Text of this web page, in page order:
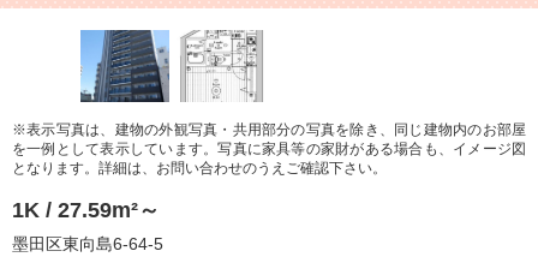
※表示写真は、建物の外観写真・共用部分の写真を除き、同じ建物内のお部屋
を一例として表示しています。写真に家具等の家財がある場合も、イメージ図
となります。詳細は、お問い合わせのうえご確認下さい。
1K / 27.59m²～
墨田区東向島6-64-5